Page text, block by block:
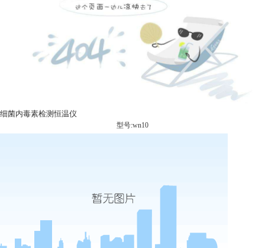
细菌内毒素检测恒温仪
型号:wn10